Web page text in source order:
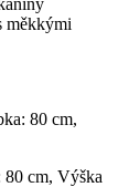
měkkými
80 cm,
cm, Výška